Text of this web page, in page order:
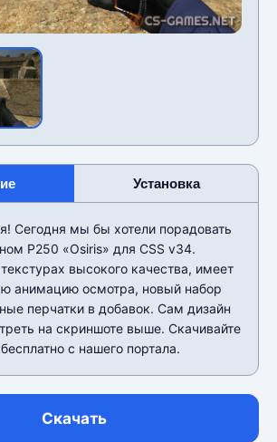
Установка
Сегодня мы бы хотели порадовать
P250 «Osiris» для CSS v34.
высокого качества, имеет
анимацию осмотра, новый набор
перчатки в добавок. Сам дизайн
на скриншоте выше. Скачивайте
с нашего портала.
Скачать